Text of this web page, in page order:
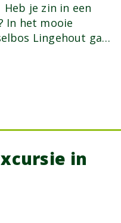
je zin in een
In het mooie
Lingehout ga
in